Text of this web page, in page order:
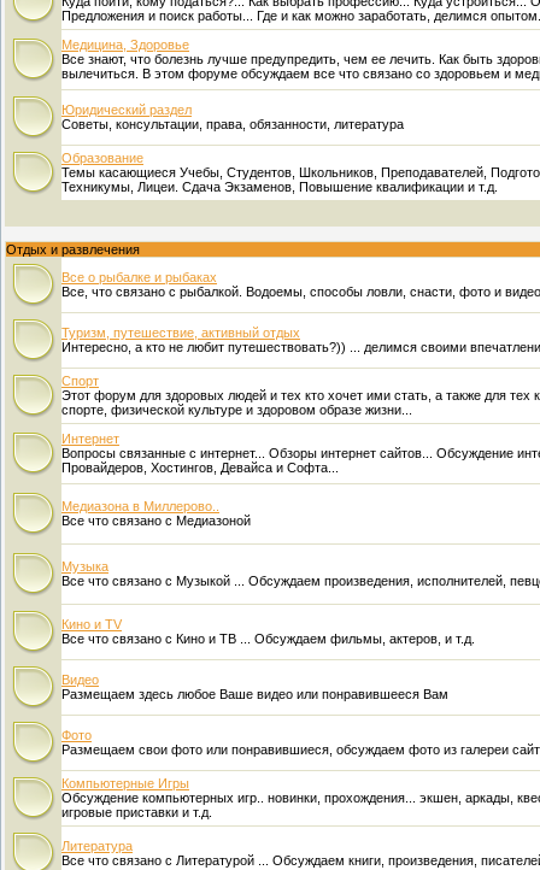
Предложения и поиск работы... Где и как можно заработать, делимся
Медицина, Здоровье
Все знают, что болезнь лучше предупредить, чем ее лечить. Как быть
вылечиться. В этом форуме обсуждаем все что связано со здоровьем и
Юридический раздел
Советы, консультации, права, обязанности, литература
Образование
Темы касающиеся Учебы, Студентов, Школьников, Преподавателей,
Техникумы, Лицеи. Сдача Экзаменов, Повышение квалификации и т.д.
Отдых и развлечения
Все о рыбалке и рыбаках
Все, что связано с рыбалкой. Водоемы, способы ловли, снасти, фото и
Туризм, путешествие, активный отдых
Интересно, а кто не любит путешествовать?)) ... делимся своими
Спорт
Этот форум для здоровых людей и тех кто хочет ими стать, а также для тех
спорте, физической культуре и здоровом образе жизни...
Интернет
Вопросы связанные с интернет... Обзоры интернет сайтов... Обсуждение
Провайдеров, Хостингов, Девайса и Софта...
Медиазона в Миллерово..
Все что связано с Медиазоной
Музыка
Все что связано с Музыкой ... Обсуждаем произведения, исполнителей,
Кино и TV
Все что связано с Кино и ТВ ... Обсуждаем фильмы, актеров, и т.д.
Видео
Размещаем здесь любое Ваше видео или понравившееся Вам
Фото
Размещаем свои фото или понравившиеся, обсуждаем фото из галереи
Компьютерные Игры
Обсуждение компьютерных игр.. новинки, прохождения... экшен, аркады,
игровые приставки и т.д.
Литература
Все что связано с Литературой ... Обсуждаем книги, произведения,